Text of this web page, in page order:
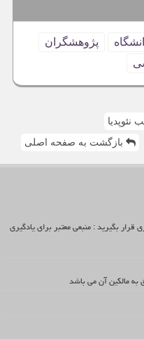
پژوهشگران
نئوپدیا
بازگشت به صفحه اصلی
قرار بگیرید : منبعی معتبر برای یادگیری